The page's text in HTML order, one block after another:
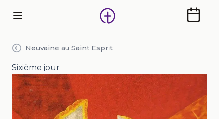
Neuvaine au Saint Esprit
Sixième jour